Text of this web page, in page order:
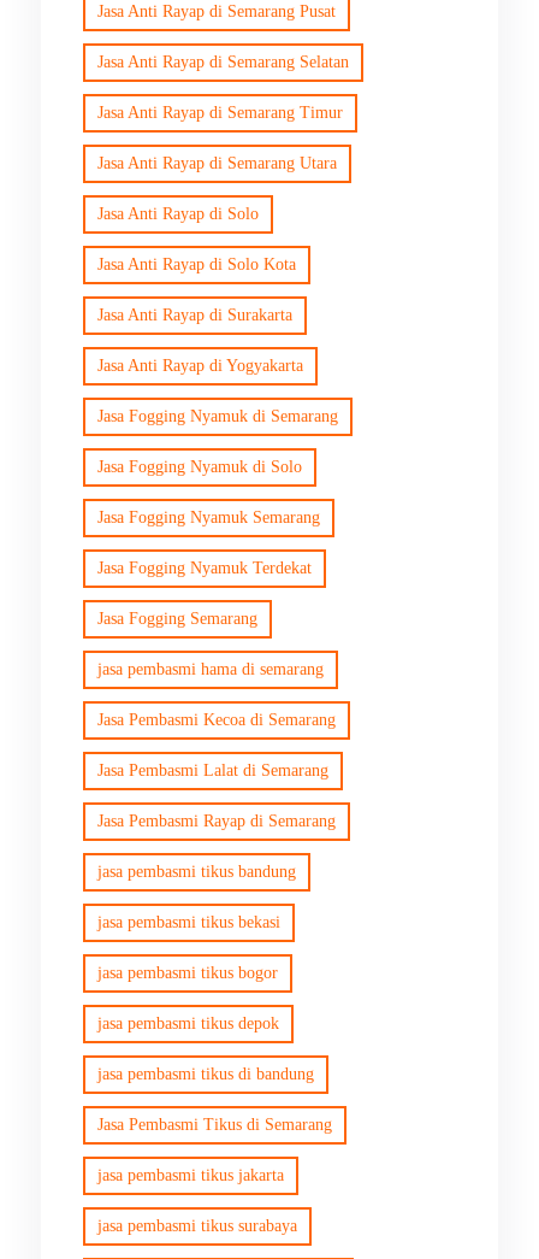
Jasa Anti Rayap di Semarang Pusat
Jasa Anti Rayap di Semarang Selatan
Jasa Anti Rayap di Semarang Timur
Jasa Anti Rayap di Semarang Utara
Jasa Anti Rayap di Solo
Jasa Anti Rayap di Solo Kota
Jasa Anti Rayap di Surakarta
Jasa Anti Rayap di Yogyakarta
Jasa Fogging Nyamuk di Semarang
Jasa Fogging Nyamuk di Solo
Jasa Fogging Nyamuk Semarang
Jasa Fogging Nyamuk Terdekat
Jasa Fogging Semarang
jasa pembasmi hama di semarang
Jasa Pembasmi Kecoa di Semarang
Jasa Pembasmi Lalat di Semarang
Jasa Pembasmi Rayap di Semarang
jasa pembasmi tikus bandung
jasa pembasmi tikus bekasi
jasa pembasmi tikus bogor
jasa pembasmi tikus depok
jasa pembasmi tikus di bandung
Jasa Pembasmi Tikus di Semarang
jasa pembasmi tikus jakarta
jasa pembasmi tikus surabaya